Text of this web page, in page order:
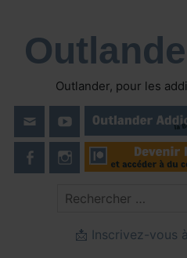
content
Outlander, pour les
📩 Inscrivez-vous